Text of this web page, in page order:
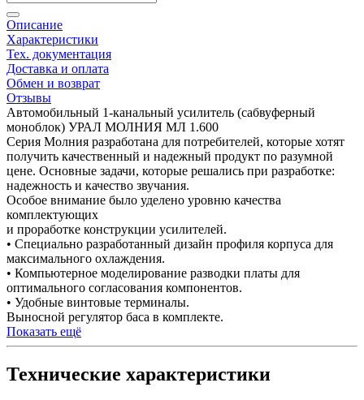
Описание
Характеристики
Тех. документация
Доставка и оплата
Обмен и возврат
Отзывы
Автомобильный 1-канальный усилитель (сабвуферный
моноблок) УРАЛ МОЛНИЯ МЛ 1.600
Серия Молния разработана для потребителей, которые хотят
получить качественный и надежный продукт по разумной
цене. Основные задачи, которые решались при разработке:
надежность и качество звучания.
Особое внимание было уделено уровню качества
комплектующих
и проработке конструкции усилителей.
• Специально разработанный дизайн профиля корпуса для
максимального охлаждения.
• Компьютерное моделирование разводки платы для
оптимального согласования компонентов.
• Удобные винтовые терминалы.
Выносной регулятор баса в комплекте.
Показать ещё
Технические характеристики